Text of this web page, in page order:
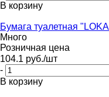
В корзину
Бумага туалетная
Много
Розничная цена
104.1 руб./шт
-
В корзину